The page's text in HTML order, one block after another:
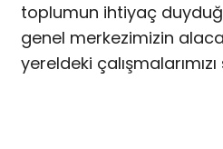
toplumun ihtiyaç
genel merkezimizin
yereldeki